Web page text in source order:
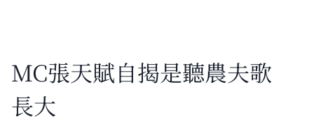
MC張天賦自揭是聽農夫歌
長大